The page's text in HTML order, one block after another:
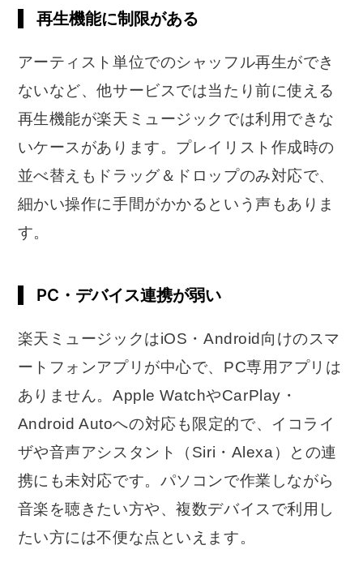
再生機能に制限がある
アーティスト単位でのシャッフル再生ができ
ないなど、他サービスでは当たり前に使える
再生機能が楽天ミュージックでは利用できな
いケースがあります。プレイリスト作成時の
並べ替えもドラッグ＆ドロップのみ対応で、
細かい操作に手間がかかるという声もありま
す。
PC・デバイス連携が弱い
楽天ミュージックはiOS・Android向けのスマ
ートフォンアプリが中心で、PC専用アプリは
ありません。Apple WatchやCarPlay・
Android Autoへの対応も限定的で、イコライ
ザや音声アシスタント（Siri・Alexa）との連
携にも未対応です。パソコンで作業しながら
音楽を聴きたい方や、複数デバイスで利用し
たい方には不便な点といえます。